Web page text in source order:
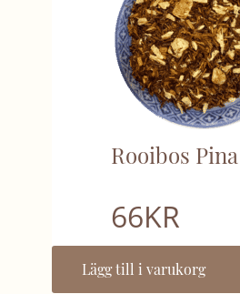
Rooibos
66KR
Lägg till i varukorg